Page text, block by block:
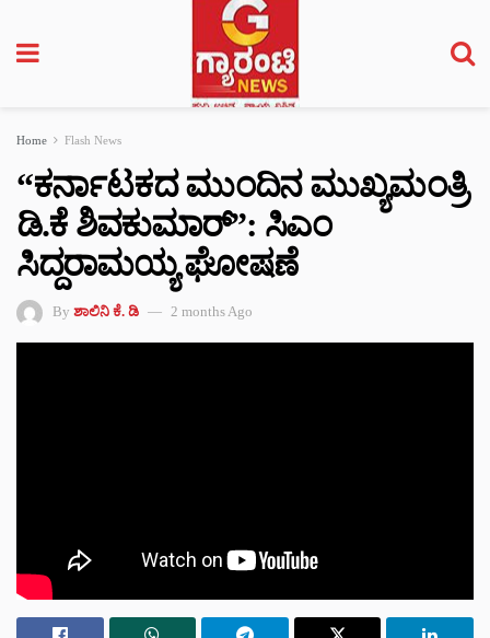
Home Flash News
“ಕರ್ನಾಟಕದ ಮುಂದಿನ ಮುಖ್ಯಮಂತ್ರಿ
ಡಿ.ಕೆ ಶಿವಕುಮಾರ್”: ಸಿಎಂ
ಸಿದ್ದರಾಮಯ್ಯ ಘೋಷಣೆ
By ಶಾಲಿನಿ ಕೆ. ಡಿ 2 months Ago